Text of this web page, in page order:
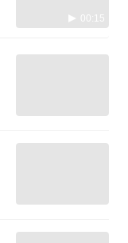
00:15